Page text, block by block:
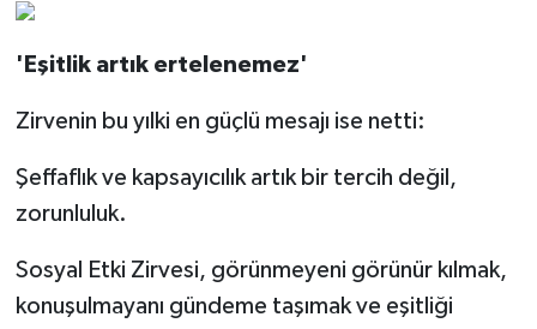
'Eşitlik artık ertelenemez'
Zirvenin bu yılki en güçlü mesajı ise netti:
Şeffaflık ve kapsayıcılık artık bir tercih değil,
zorunluluk.
Sosyal Etki Zirvesi, görünmeyeni görünür kılmak,
konuşulmayanı gündeme taşımak ve eşitliği